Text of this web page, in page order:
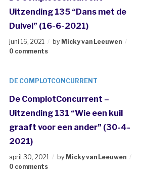
Uitzending 135 “Dans met de
Duivel” (16-6-2021)
juni 16, 2021 by Micky van Leeuwen
0 comments
DE COMPLOTCONCURRENT
De ComplotConcurrent –
Uitzending 131 “Wie een kuil
graaft voor een ander” (30-4-
2021)
april 30, 2021 by Micky van Leeuwen
0 comments